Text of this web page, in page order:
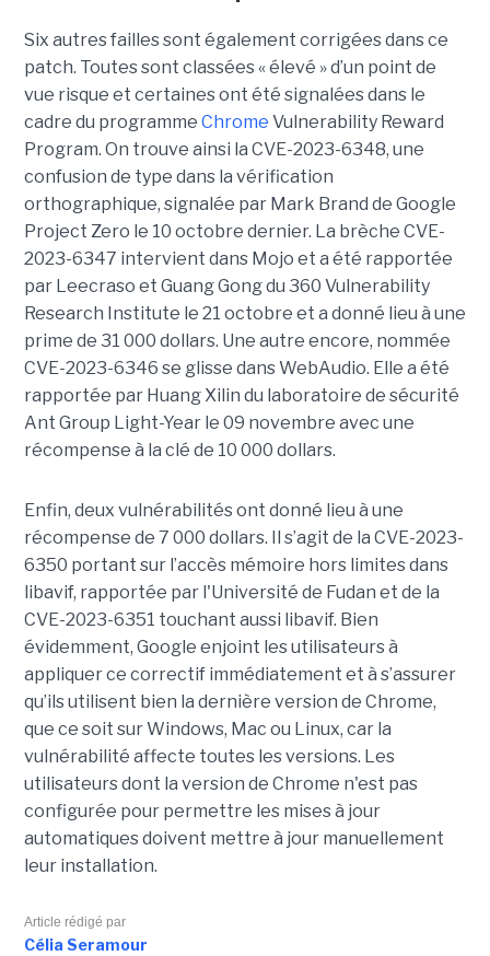
Six autres failles sont également corrigées dans ce
patch. Toutes sont classées « élevé » d’un point de
vue risque et certaines ont été signalées dans le
cadre du programme Chrome Vulnerability Reward
Program. On trouve ainsi la CVE-2023-6348, une
confusion de type dans la vérification
orthographique, signalée par Mark Brand de Google
Project Zero le 10 octobre dernier. La brèche CVE-
2023-6347 intervient dans Mojo et a été rapportée
par Leecraso et Guang Gong du 360 Vulnerability
Research Institute le 21 octobre et a donné lieu à une
prime de 31 000 dollars. Une autre encore, nommée
CVE-2023-6346 se glisse dans WebAudio. Elle a été
rapportée par Huang Xilin du laboratoire de sécurité
Ant Group Light-Year le 09 novembre avec une
récompense à la clé de 10 000 dollars.
Enfin, deux vulnérabilités ont donné lieu à une
récompense de 7 000 dollars. Il s’agit de la CVE-2023-
6350 portant sur l’accès mémoire hors limites dans
libavif, rapportée par l'Université de Fudan et de la
CVE-2023-6351 touchant aussi libavif. Bien
évidemment, Google enjoint les utilisateurs à
appliquer ce correctif immédiatement et à s’assurer
qu’ils utilisent bien la dernière version de Chrome,
que ce soit sur Windows, Mac ou Linux, car la
vulnérabilité affecte toutes les versions. Les
utilisateurs dont la version de Chrome n'est pas
configurée pour permettre les mises à jour
automatiques doivent mettre à jour manuellement
leur installation.
Article rédigé par
Célia Seramour